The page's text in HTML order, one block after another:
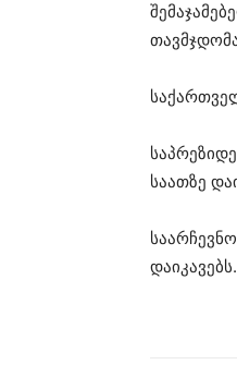
საათზე
დაიკავებს.